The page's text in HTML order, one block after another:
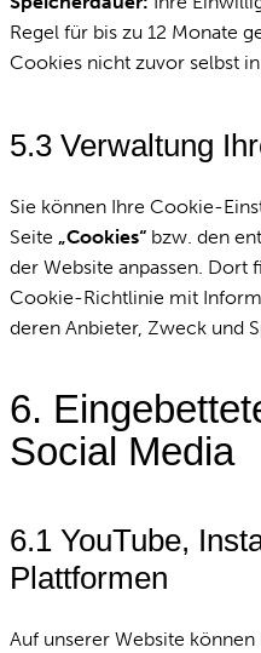
Regel für bis zu 12 Monate
Cookies nicht zuvor selbst
5.3 Verwaltung
Sie können Ihre Cookie-
Seite „Cookies“ bzw. den
der Website anpassen. Dort
Cookie-Richtlinie mit
deren Anbieter, Zweck und
6.
Social Media
6.1 YouTube,
Plattformen
Auf unserer Website